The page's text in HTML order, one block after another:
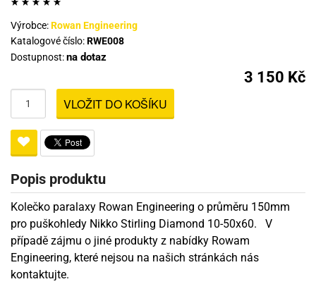
Výrobce:Rowan Engineering
Katalogové číslo:RWE008
Dostupnost:na dotaz
3 150 Kč
VLOŽIT DO KOŠÍKU
Popis produktu
Kolečko paralaxy Rowan Engineering o průměru 150mm
pro puškohledy Nikko Stirling Diamond 10-50x60. V
případě zájmu o jiné produkty z nabídky Rowam
Engineering, které nejsou na našich stránkách nás
kontaktujte.